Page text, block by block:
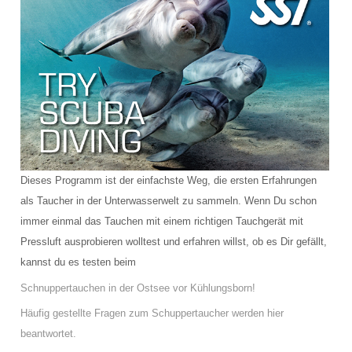
Schulungsraum für die Tauchausbildung
Verkauf und Vermietung von Ausrüstung
Das Team der Tauchbasis
AUSBILDUNG
Schnuppertauchen in der Ostsee
Tauchausbildung SSI
Werde SSI Dive Professional
Termine Tauchausbildung
Anfrage Tauchausbildung
Dieses Programm ist der einfachste Weg, die ersten Erfahrungen
als Taucher in der Unterwasserwelt zu sammeln. Wenn Du schon
immer einmal das Tauchen mit einem richtigen Tauchgerät mit
Pressluft ausprobieren wolltest und erfahren willst, ob es Dir gefällt,
kannst du es testen beim
Schnuppertauchen in der Ostsee vor Kühlungsborn!
Häufig gestellte Fragen zum Schuppertaucher werden hier
beantwortet.